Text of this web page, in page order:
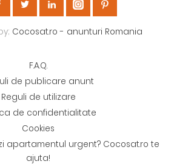
Cocosat.ro - anunturi Romania
F.A.Q.
de publicare anunt
Reguli de utilizare
de confidentialitate
Cookies
apartamentul urgent? Cocosat.ro te
ajuta!